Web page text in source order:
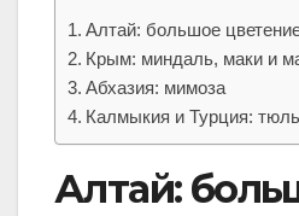
Алтай: большое
Крым: миндаль, маки и
Абхазия: мимоза
Калмыкия и Турция:
Алтай: